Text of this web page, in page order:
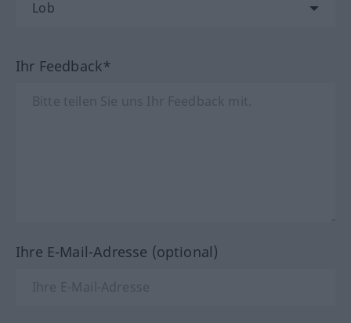
Ihr Feedback*
Ihre E-Mail-Adresse (optional)